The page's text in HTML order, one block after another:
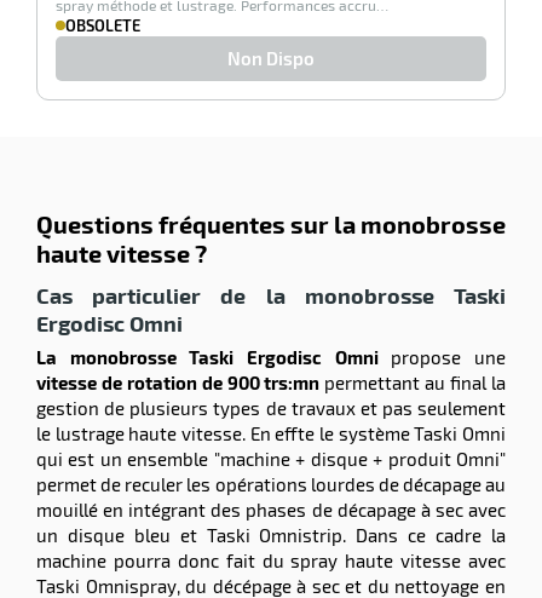
spray méthode et lustrage. Performances accru…
OBSOLETE
Non Dispo
Questions fréquentes sur la monobrosse
haute vitesse ?
Cas particulier de la monobrosse Taski
Ergodisc Omni
La monobrosse Taski Ergodisc Omni propose une
vitesse de rotation de 900 trs:mn permettant au final la
gestion de plusieurs types de travaux et pas seulement
le lustrage haute vitesse. En effte le système Taski Omni
qui est un ensemble "machine + disque + produit Omni"
permet de reculer les opérations lourdes de décapage au
mouillé en intégrant des phases de décapage à sec avec
un disque bleu et Taski Omnistrip. Dans ce cadre la
machine pourra donc fait du spray haute vitesse avec
Taski Omnispray, du décépage à sec et du nettoyage en